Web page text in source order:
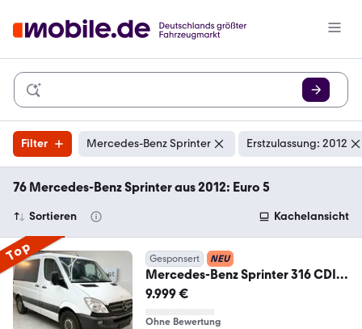
Filter Mercedes-Benz Sprinter Erstzulassung: 2012
76 Mercedes-Benz Sprinter aus 2012: Euro 5
Sortieren Kachelansicht
Top Gesponsert NEU
Mercedes-Benz Sprinter 316 CDI
Bus 2xSchiebetür
9.999 €
Ohne Bewertung